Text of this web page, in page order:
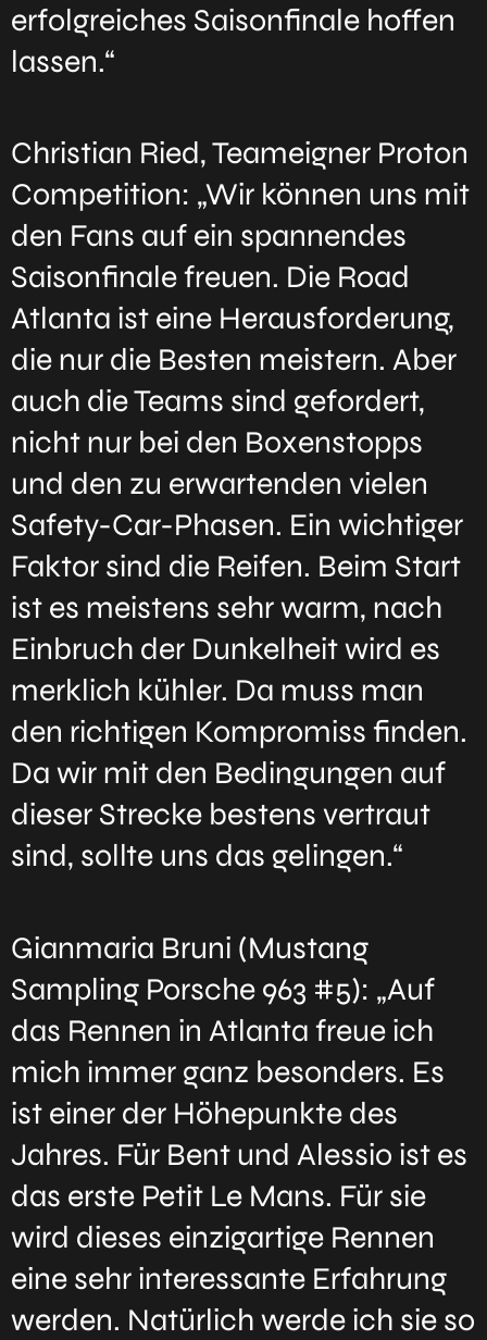
erfolgreiches Saisonfinale hoffen
lassen.“
Christian Ried, Teameigner Proton
Competition: „Wir können uns mit
den Fans auf ein spannendes
Saisonfinale freuen. Die Road
Atlanta ist eine Herausforderung,
die nur die Besten meistern. Aber
auch die Teams sind gefordert,
nicht nur bei den Boxenstopps
und den zu erwartenden vielen
Safety-Car-Phasen. Ein wichtiger
Faktor sind die Reifen. Beim Start
ist es meistens sehr warm, nach
Einbruch der Dunkelheit wird es
merklich kühler. Da muss man
den richtigen Kompromiss finden.
Da wir mit den Bedingungen auf
dieser Strecke bestens vertraut
sind, sollte uns das gelingen.“
Gianmaria Bruni (Mustang
Sampling Porsche 963 #5): „Auf
das Rennen in Atlanta freue ich
mich immer ganz besonders. Es
ist einer der Höhepunkte des
Jahres. Für Bent und Alessio ist es
das erste Petit Le Mans. Für sie
wird dieses einzigartige Rennen
eine sehr interessante Erfahrung
werden. Natürlich werde ich sie so